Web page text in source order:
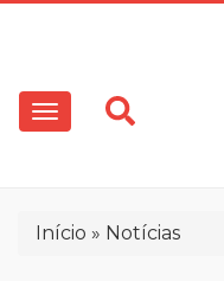
conteúdo
principal
Main
navigation
Trilha
Início Notícias